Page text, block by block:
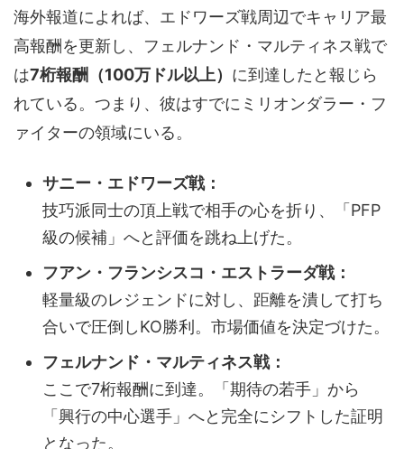
海外報道によれば、エドワーズ戦周辺でキャリア最
高報酬を更新し、フェルナンド・マルティネス戦で
は7桁報酬（100万ドル以上） に到達したと報じら
れている。つまり、彼はすでにミリオンダラー・フ
ァイターの領域にいる。
サニー・エドワーズ戦：
技巧派同士の頂上戦で相手の心を折り、「PFP
級の候補」へと評価を跳ね上げた。
フアン・フランシスコ・エストラーダ戦：
軽量級のレジェンドに対し、距離を潰して打ち
合いで圧倒しKO勝利。市場価値を決定づけた。
フェルナンド・マルティネス戦：
ここで7桁報酬に到達。「期待の若手」から
「興行の中心選手」へと完全にシフトした証明
となった。